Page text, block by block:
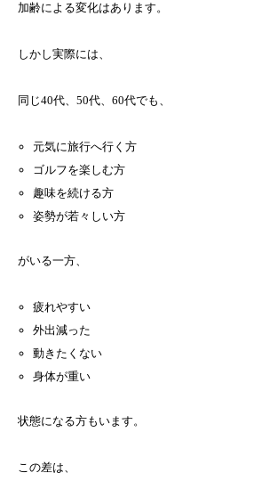
加齢による変化はあります。
しかし実際には、
同じ40代、50代、60代でも、
元気に旅行へ行く方
ゴルフを楽しむ方
趣味を続ける方
姿勢が若々しい方
がいる一方、
疲れやすい
外出減った
動きたくない
身体が重い
状態になる方もいます。
この差は、